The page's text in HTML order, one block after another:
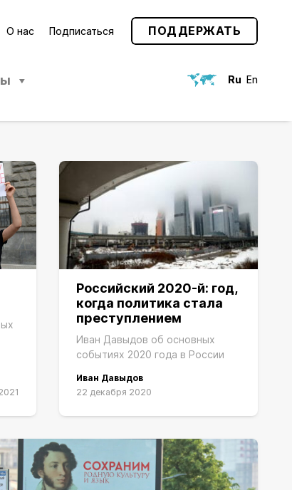
О нас Подписаться ПОДДЕРЖАТЬ
Ru En
Российский 2020-й: год,
когда политика стала
преступлением
Иван Давыдов об основных
событиях 2020 года в России
Иван Давыдов
22 декабря 2020